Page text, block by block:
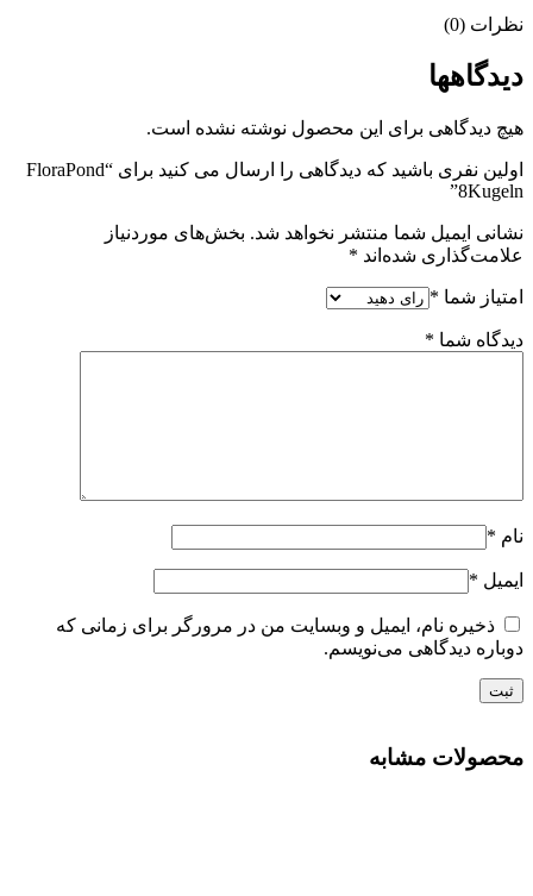
نظرات (0)
دیدگاهها
هیچ دیدگاهی برای این محصول نوشته نشده است.
اولین نفری باشید که دیدگاهی را ارسال می کنید برای “FloraPond
8Kugeln”
نشانی ایمیل شما منتشر نخواهد شد. بخش‌های موردنیاز
علامت‌گذاری شده‌اند *
امتیاز شما *
دیدگاه شما *
نام *
ایمیل *
ذخیره نام، ایمیل و وبسایت من در مرورگر برای زمانی که
دوباره دیدگاهی می‌نویسم.
محصولات مشابه